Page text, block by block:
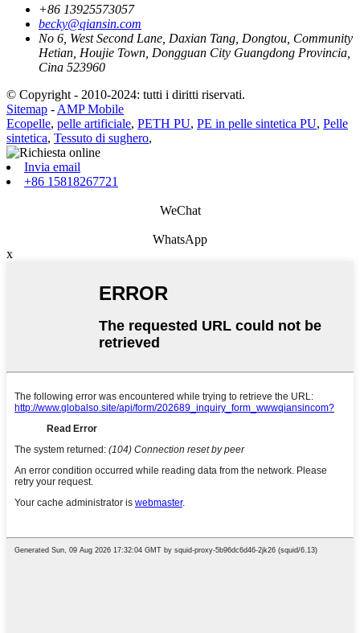
+86 13925573057
becky@qiansin.com
No 6, West Second Lane, Daxian Tang, Dongtou, Community
Hetian, Houjie Town, Dongguan City Guangdong Provincia,
Cina 523960
© Copyright - 2010-2024: tutti i diritti riservati.
Sitemap - AMP Mobile
Ecopelle, pelle artificiale, PETH PU, PE in pelle sintetica PU, Pelle
sintetica, Tessuto di sughero,
Invia email
+86 15818267721
WeChat
WhatsApp
x